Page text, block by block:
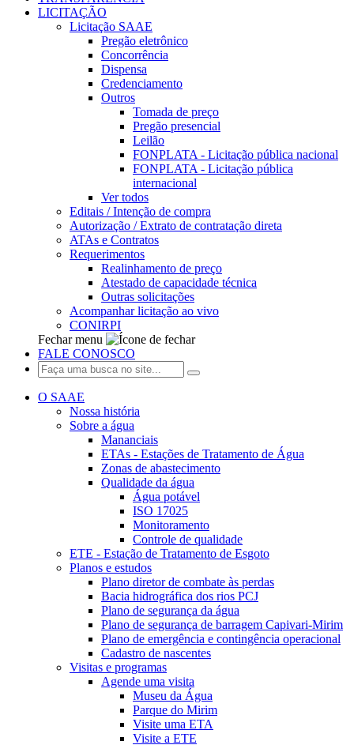
LICITAÇÃO
Licitação SAAE
Pregão eletrônico
Concorrência
Dispensa
Credenciamento
Outros
Tomada de preço
Pregão presencial
Leilão
FONPLATA - Licitação pública nacional
FONPLATA - Licitação pública
internacional
Ver todos
Editais / Intenção de compra
Autorização / Extrato de contratação direta
ATAs e Contratos
Requerimentos
Realinhamento de preço
Atestado de capacidade técnica
Outras solicitações
Acompanhar licitação ao vivo
CONIRPI
Fechar menu
FALE CONOSCO
O SAAE
Nossa história
Sobre a água
Mananciais
ETAs - Estações de Tratamento de Água
Zonas de abastecimento
Qualidade da água
Água potável
ISO 17025
Monitoramento
Controle de qualidade
ETE - Estação de Tratamento de Esgoto
Planos e estudos
Plano diretor de combate às perdas
Bacia hidrográfica dos rios PCJ
Plano de segurança da água
Plano de segurança de barragem Capivari-Mirim
Plano de emergência e contingência operacional
Cadastro de nascentes
Visitas e programas
Agende uma visita
Museu da Água
Parque do Mirim
Visite uma ETA
Visite a ETE